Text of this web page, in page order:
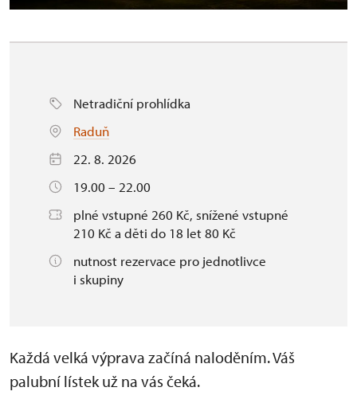
Netradiční prohlídka
Raduň
22. 8. 2026
19.00 – 22.00
plné vstupné 260 Kč, snížené vstupné
210 Kč a děti do 18 let 80 Kč
nutnost rezervace pro jednotlivce
i skupiny
Každá velká výprava začíná naloděním. Váš
palubní lístek už na vás čeká.